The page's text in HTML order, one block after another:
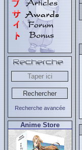
Recherche avancée
Anime Store